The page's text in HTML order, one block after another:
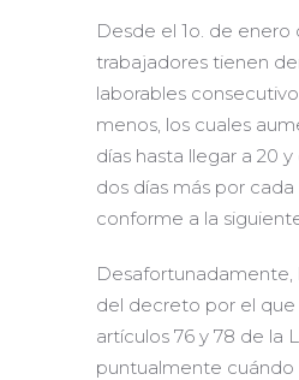
Desde el 1o. de enero
trabajadores tienen
laborables
menos, los cuales
días hasta llegar a 20
dos días más por
conforme a la
Desafortunadamente,
del decreto por el que
artículos 76 y 78 de la
puntualmente cuándo